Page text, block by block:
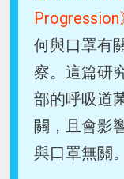
Progression
何與口罩有
察。這篇研
部的呼吸道
關，且會影
與口罩無關